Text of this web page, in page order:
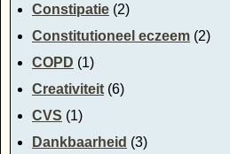
Constipatie (2)
Constitutioneel eczeem (2)
COPD (1)
Creativiteit (6)
CVS (1)
Dankbaarheid (3)